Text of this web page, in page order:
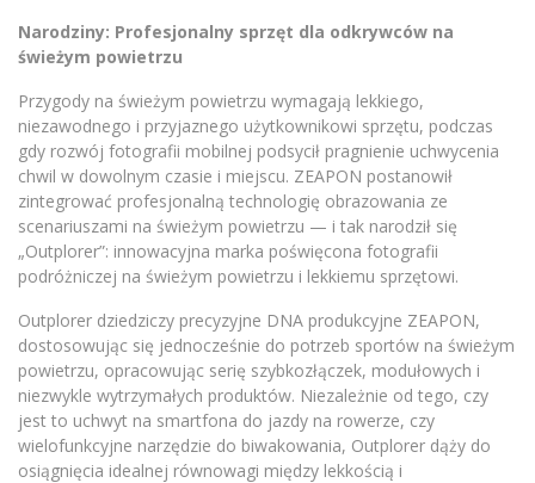
Narodziny: Profesjonalny sprzęt dla odkrywców na
świeżym powietrzu
Przygody na świeżym powietrzu wymagają lekkiego,
niezawodnego i przyjaznego użytkownikowi sprzętu, podczas
gdy rozwój fotografii mobilnej podsycił pragnienie uchwycenia
chwil w dowolnym czasie i miejscu. ZEAPON postanowił
zintegrować profesjonalną technologię obrazowania ze
scenariuszami na świeżym powietrzu — i tak narodził się
„Outplorer”: innowacyjna marka poświęcona fotografii
podróżniczej na świeżym powietrzu i lekkiemu sprzętowi.
Outplorer dziedziczy precyzyjne DNA produkcyjne ZEAPON,
dostosowując się jednocześnie do potrzeb sportów na świeżym
powietrzu, opracowując serię szybkozłączek, modułowych i
niezwykle wytrzymałych produktów. Niezależnie od tego, czy
jest to uchwyt na smartfona do jazdy na rowerze, czy
wielofunkcyjne narzędzie do biwakowania, Outplorer dąży do
osiągnięcia idealnej równowagi między lekkością i